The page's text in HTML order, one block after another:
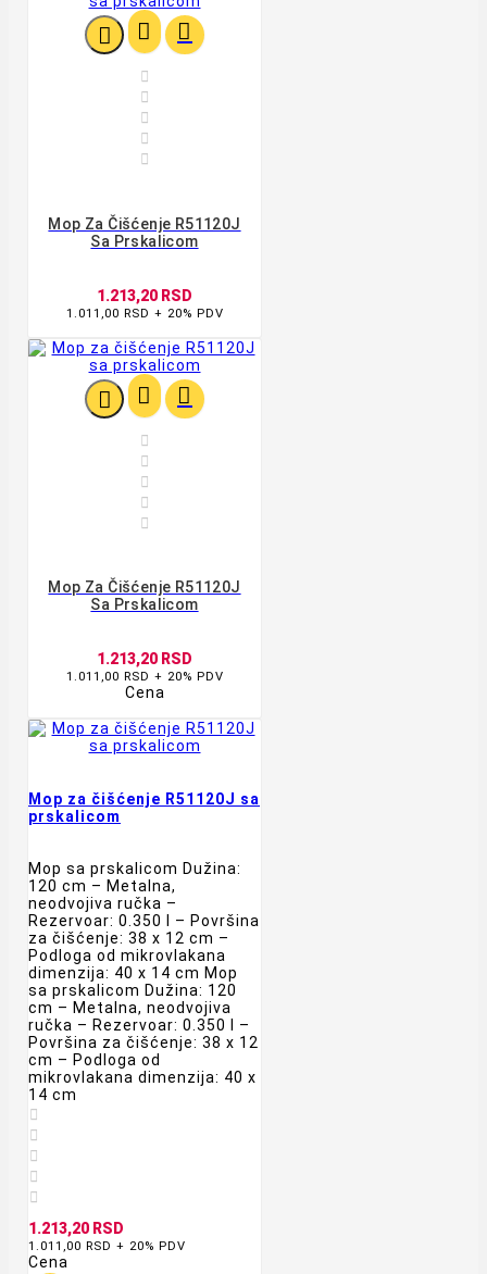
  





Mop Za Čišćenje R51120J
Sa Prskalicom
1.213,20 RSD
1.011,00 RSD + 20% PDV
  





Mop Za Čišćenje R51120J
Sa Prskalicom
1.213,20 RSD
1.011,00 RSD + 20% PDV
Cena
Mop za čišćenje R51120J sa
prskalicom
Mop sa prskalicom Dužina:
120 cm – Metalna,
neodvojiva ručka –
Rezervoar: 0.350 l – Površina
za čišćenje: 38 x 12 cm –
Podloga od mikrovlakana
dimenzija: 40 x 14 cm Mop
sa prskalicom Dužina: 120
cm – Metalna, neodvojiva
ručka – Rezervoar: 0.350 l –
Površina za čišćenje: 38 x 12
cm – Podloga od
mikrovlakana dimenzija: 40 x
14 cm





1.213,20 RSD
1.011,00 RSD + 20% PDV
Cena